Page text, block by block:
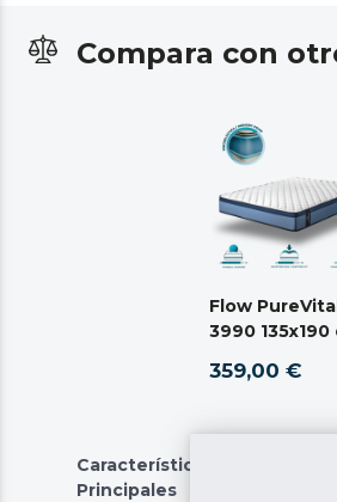
Compara con
Flow
3990 135x190
359,00 €
Características
Principales